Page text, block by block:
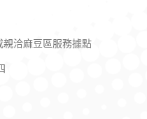
洽麻豆區服務據點